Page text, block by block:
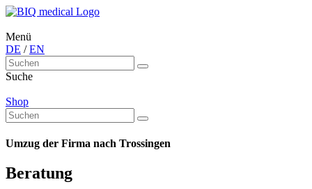
Menü
DE /EN
Suche
Shop
Umzug der Firma nach Trossingen
Beratung